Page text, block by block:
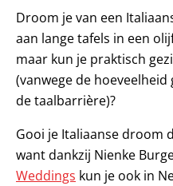
Droom je van een
aan lange tafels in een
maar kun je praktisch
(vanwege de
de taalbarrière)?
Gooi je Italiaanse droom
want dankzij Nienke
Weddings kun je ook in